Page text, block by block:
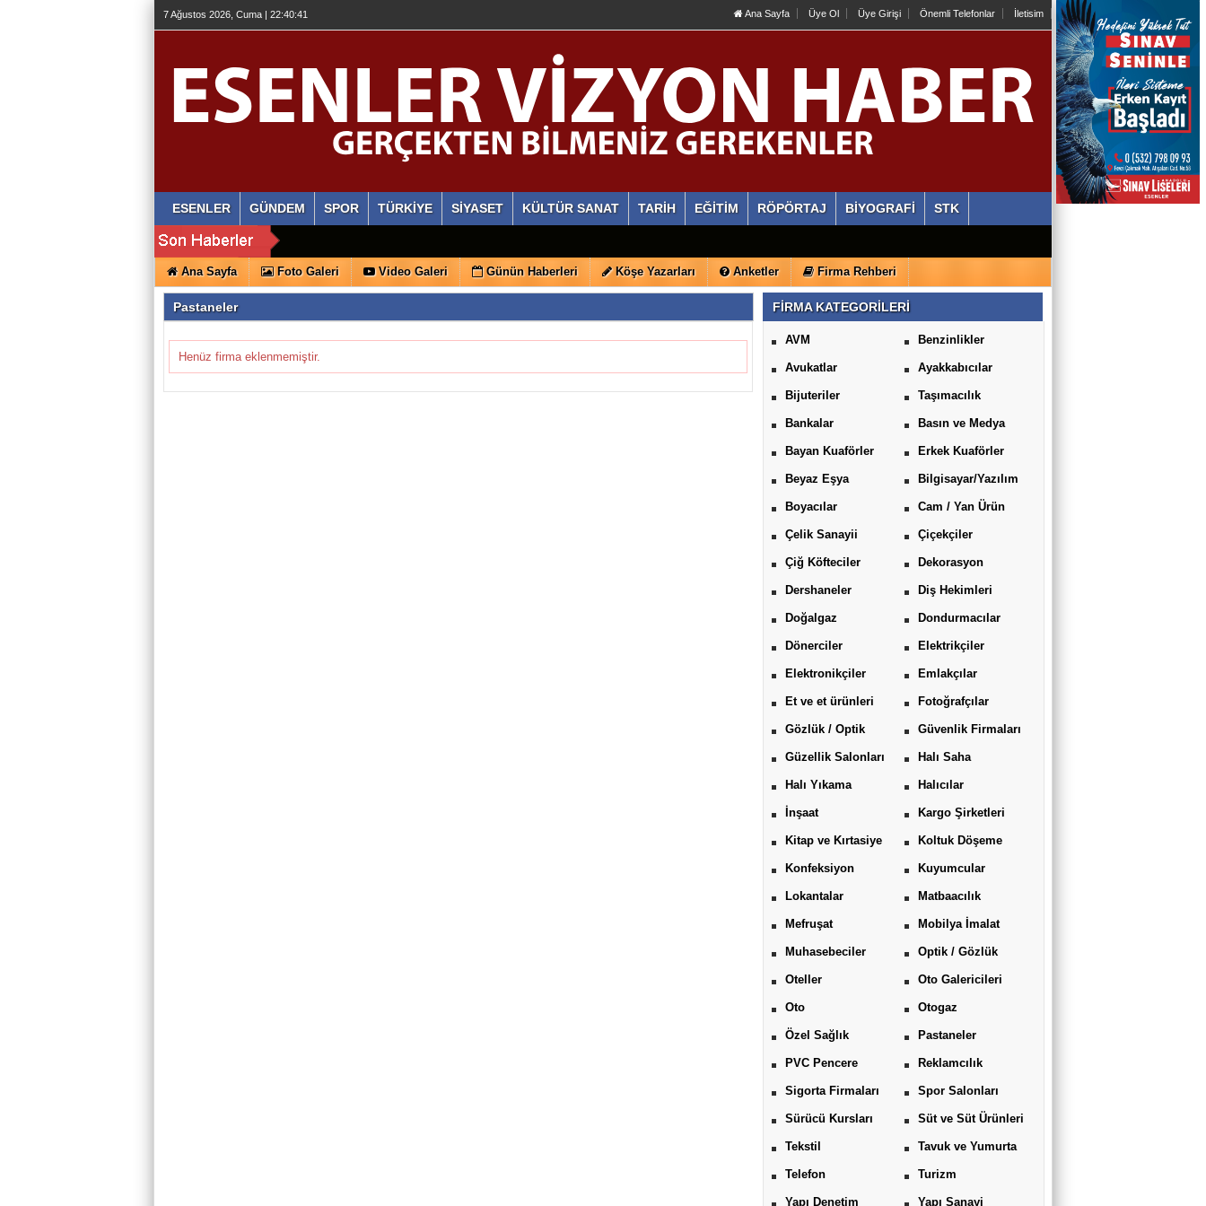
7 Ağustos 2026, Cuma | 22:40:42 Ana Sayfa Üye Ol Üye Girişi Önemli Telefonlar İletisim
ESENLER GÜNDEM SPOR TÜRKİYE SİYASET KÜLTÜR SANAT TARİH EĞİTİM RÖPÖRTAJ BİYOGRAFİ STK
Ana Sayfa Foto Galeri Video Galeri Günün Haberleri Köşe Yazarları Anketler Firma Rehberi
Pastaneler
Henüz firma eklenmemiştir.
FİRMA KATEGORİLERİ
AVM Benzinlikler
Avukatlar Ayakkabıcılar
Bijuteriler Taşımacılık
Bankalar Basın ve Medya
Bayan Kuaförler Erkek Kuaförler
Beyaz Eşya Bilgisayar/Yazılım
Boyacılar Cam / Yan Ürün
Çelik Sanayii Çiçekçiler
Çiğ Köfteciler Dekorasyon
Dershaneler Diş Hekimleri
Doğalgaz Dondurmacılar
Dönerciler Elektrikçiler
Elektronikçiler Emlakçılar
Et ve et ürünleri Fotoğrafçılar
Gözlük / Optik Güvenlik Firmaları
Güzellik Salonları Halı Saha
Halı Yıkama Halıcılar
İnşaat Kargo Şirketleri
Kitap ve Kırtasiye Koltuk Döşeme
Konfeksiyon Kuyumcular
Lokantalar Matbaacılık
Mefruşat Mobilya İmalat
Muhasebeciler Optik / Gözlük
Oteller Oto Galericileri
Oto Otogaz
Özel Sağlık Pastaneler
PVC Pencere Reklamcılık
Sigorta Firmaları Spor Salonları
Sürücü Kursları Süt ve Süt Ürünleri
Tekstil Tavuk ve Yumurta
Telefon Turizm
Yapı Denetim Yapı Sanayi